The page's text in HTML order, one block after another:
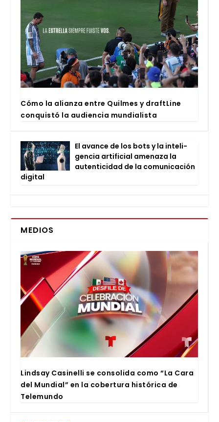
Cómo la alian­za entre Quil­mes y draftLi­ne
con­quis­tó la audien­cia mun­dia­lis­ta
El avan­ce de los bots y la inte­li­
gen­cia arti­fi­cial ame­na­za la
auten­ti­ci­dad de la comu­ni­ca­ción
digi­tal
MEDIOS
Lind­say Casi­ne­lli se con­so­li­da como “La Cara
del Mun­dial” en la cober­tu­ra his­tó­ri­ca de
Tele­mun­do